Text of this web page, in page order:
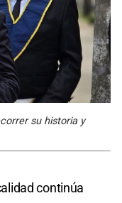
su historia y
continúa